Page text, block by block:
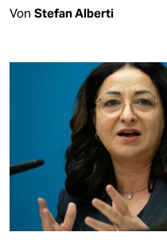
Von Stefan Alberti